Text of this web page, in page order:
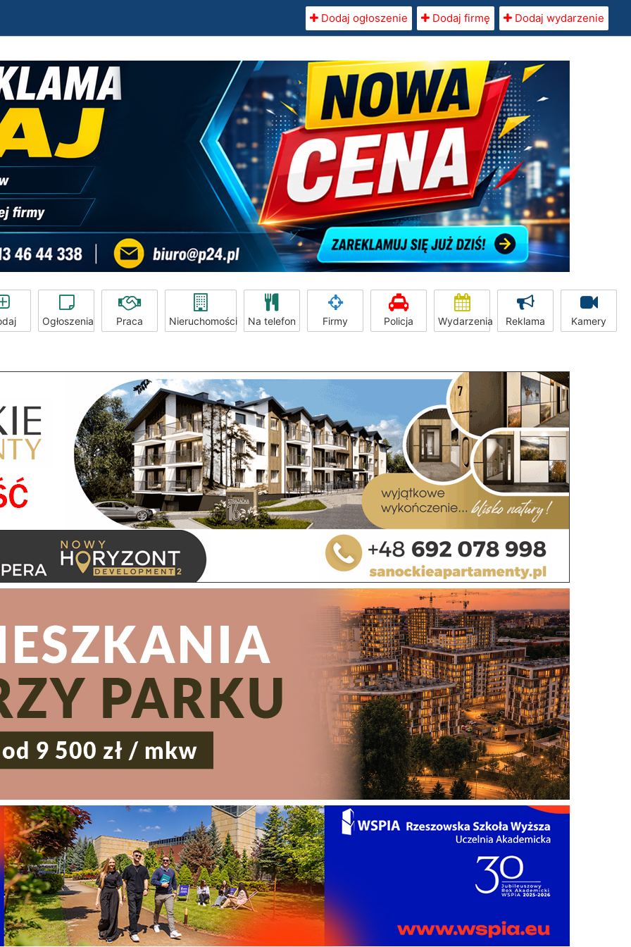
Dodaj ogłoszenie Dodaj firmę Dodaj wydarzenie
Ogłoszenia Praca Nieruchomości Na telefon Firmy Policja Wydarzenia Reklama Kamery